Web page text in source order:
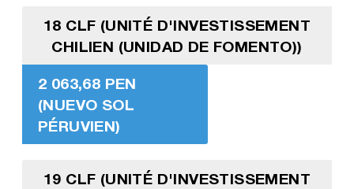
18 CLF (UNITÉ D'INVESTISSEMENT
CHILIEN (UNIDAD DE FOMENTO))
2 063,68 PEN
(NUEVO SOL
PÉRUVIEN)
19 CLF (UNITÉ D'INVESTISSEMENT